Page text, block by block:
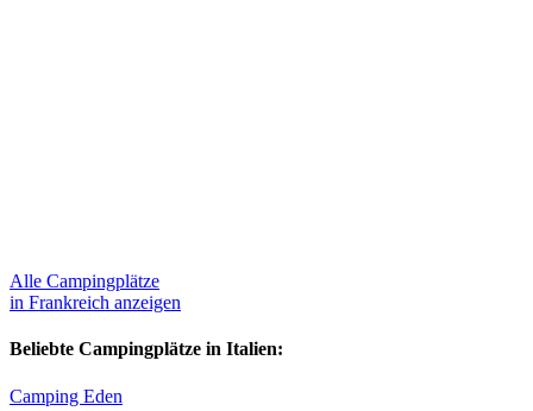
Alle Campingplätze
in Frankreich anzeigen
Beliebte Campingplätze in Italien:
Camping Eden